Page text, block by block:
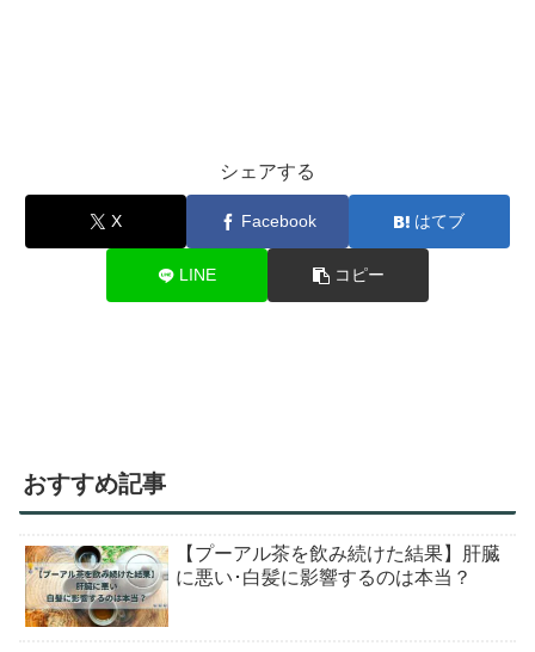
シェアする
X Facebook はてブ
LINE コピー
おすすめ記事
【プーアル茶を飲み続けた結果】肝臓
に悪い･白髪に影響するのは本当？